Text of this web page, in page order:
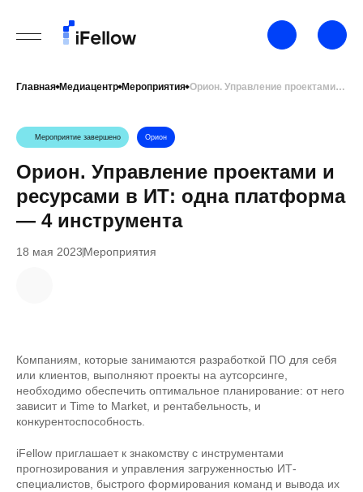
Главная Медиацентр Мероприятия Орион. Управление проектами и ресурсами в ИТ: одна платформа — 4 инструмента
Орион. Управление проектами и
ресурсами в ИТ: одна платформа
— 4 инструмента
Мероприятие завершено Орион
18 мая 2023Мероприятия
Компаниям, которые занимаются разработкой ПО для себя
или клиентов, выполняют проекты на аутсорсинге,
необходимо обеспечить оптимальное планирование: от него
зависит и Time to Market, и рентабельность, и
конкурентоспособность.
iFellow приглашает к знакомству с инструментами
прогнозирования и управления загруженностью ИТ-
специалистов, быстрого формирования команд и вывода их